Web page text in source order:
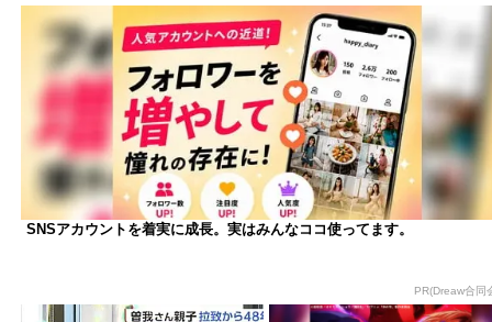
SNSアカウントを着実に成長。実はみんなココ使ってます。
PR(Dreaw合同